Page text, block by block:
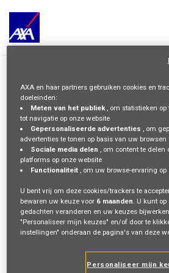
YOUR CAREER
OUR CULTURE
MEET OUR PEOPLE
MY APPLICATIONS MY PROFILE
FAQs
Privacy Policy
Cookie Policy
Legal Information
FOLLOW AXA
LinkedIn
Youtube
Instagram
Glassdoor
Privacybeleid © 2026 AXA Alle
AXA en haar partners gebruiken cookies en
doeleinden:
Meten van het publiek , om statistieken
tot navigatie op onze website
Gepersonaliseerde advertenties , om
advertenties te tonen op basis van uw browsen
Sociale media delen , om content te delen
platforms op onze website
Functionaliteit , om uw browse-ervaring
U bent vrij om deze cookies/trackers te
bewaren uw keuze voor 6 maanden. U kunt
gedachten veranderen en uw keuzes
"Personaliseer mijn keuzes" en/of door te
instellingen" onderaan de pagina's van deze
Personaliseer mijn